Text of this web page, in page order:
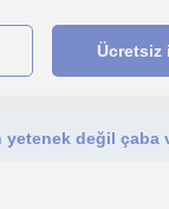
Ücretsiz